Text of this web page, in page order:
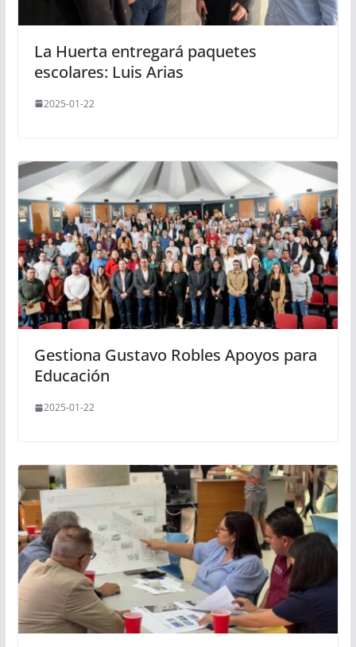
La Huerta entregará paquetes
escolares: Luis Arias
2025-01-22
Gestiona Gustavo Robles Apoyos para
Educación
2025-01-22